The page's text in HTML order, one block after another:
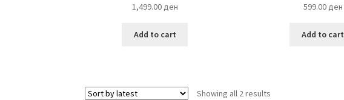
1,499.00ден
Add to cart
599.00ден
Add to cart
Showing all 2 results